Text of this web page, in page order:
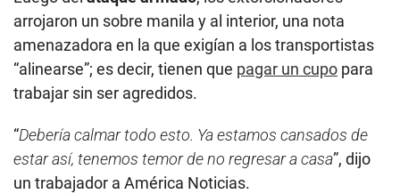
arrojaron un sobre manila y al interior, una nota
amenazadora en la que exigían a los transportistas
“alinearse”; es decir, tienen que pagar un cupo para
trabajar sin ser agredidos.
“Debería calmar todo esto. Ya estamos cansados de
estar así, tenemos temor de no regresar a casa”, dijo
un trabajador a América Noticias.